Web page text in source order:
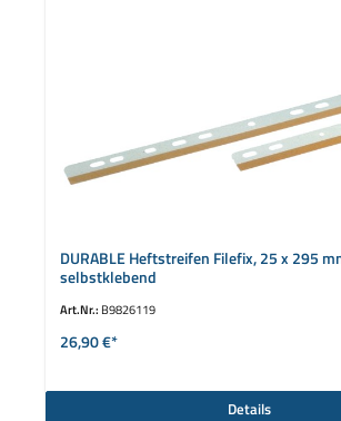
DURABLE Heftstreifen Filefix, 25 x 295
selbstklebend
Art.Nr.: B9826119
26,90 €*
Details